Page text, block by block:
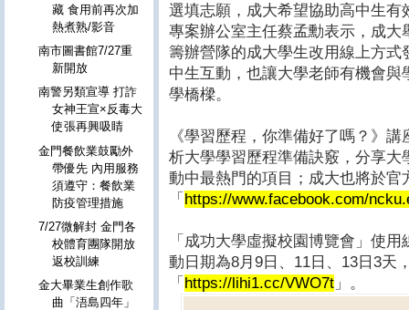
選填志願，成大希望協助高中生
專案辦公室主任蔡孟勳表示，成
籌辦營隊的成大學生改用線上方
中生互動，也讓大學老師有機會
學橋樑。
《學習歷程，你準備好了嗎？》
析大學學習歷程準備訣竅，分享
動中最熱門的項目；成大也將於官
「 https://www.facebook.com/
「成功大學虛擬校園博覽會」使
動日期為8月9日、11日、13日3天
「 https://lihi1.cc/VWO7t 」。
藏 食用前再次加
熱煮熟/影音
南市圖書館7/27重
新開放
南警另類宣導 打詐
女神王宣×反毒大
使張再興吸睛
金門餐飲業鼓勵外
帶優先 內用服務
須遵守：餐飲業
防疫管理措施
7/27微解封 金門各
校體育團隊開放
返校訓練
金大畢業生創作歌
曲「浯島四年」